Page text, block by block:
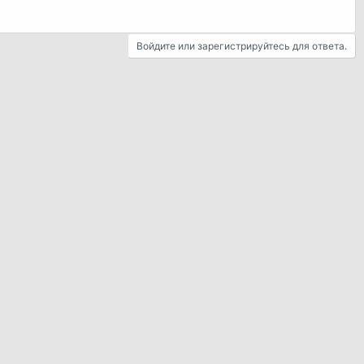
Войдите или зарегистрируйтесь для ответа.